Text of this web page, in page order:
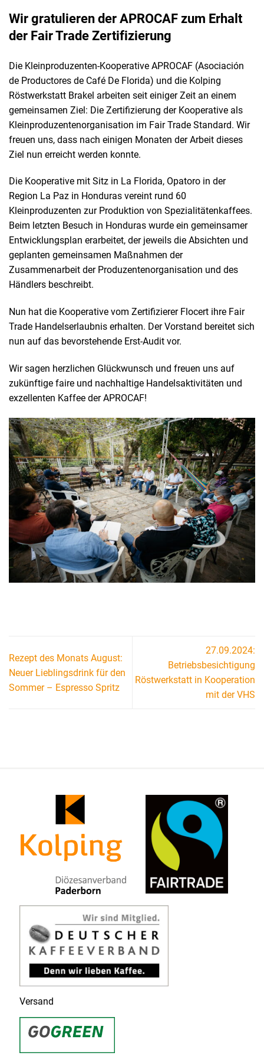
Wir gratulieren der APROCAF zum Erhalt
der Fair Trade Zertifizierung
Die Kleinproduzenten-Kooperative APROCAF (Asociación
de Productores de Café De Florida) und die Kolping
Röstwerkstatt Brakel arbeiten seit einiger Zeit an einem
gemeinsamen Ziel: Die Zertifizierung der Kooperative als
Kleinproduzentenorganisation im Fair Trade Standard. Wir
freuen uns, dass nach einigen Monaten der Arbeit dieses
Ziel nun erreicht werden konnte.
Die Kooperative mit Sitz in La Florida, Opatoro in der
Region La Paz in Honduras vereint rund 60
Kleinproduzenten zur Produktion von Spezialitätenkaffees.
Beim letzten Besuch in Honduras wurde ein gemeinsamer
Entwicklungsplan erarbeitet, der jeweils die Absichten und
geplanten gemeinsamen Maßnahmen der
Zusammenarbeit der Produzentenorganisation und des
Händlers beschreibt.
Nun hat die Kooperative vom Zertifizierer Flocert ihre Fair
Trade Handelserlaubnis erhalten. Der Vorstand bereitet sich
nun auf das bevorstehende Erst-Audit vor.
Wir sagen herzlichen Glückwunsch und freuen uns auf
zukünftige faire und nachhaltige Handelsaktivitäten und
exzellenten Kaffee der APROCAF!
Rezept des Monats August:
Neuer Lieblingsdrink für den
Sommer – Espresso Spritz
27.09.2024:
Betriebsbesichtigung
Röstwerkstatt in Kooperation
mit der VHS
Versand